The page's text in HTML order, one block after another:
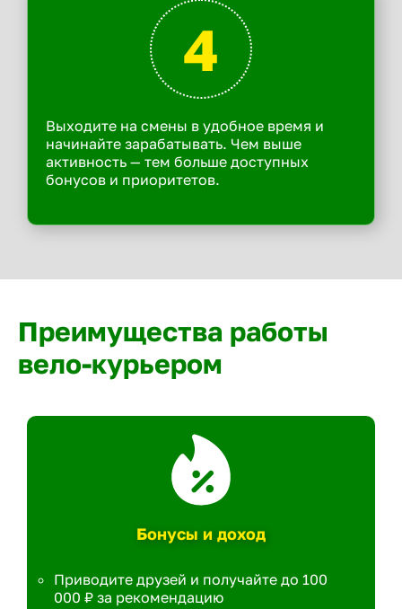
4
Выходите на смены в удобное время и
начинайте зарабатывать. Чем выше
активность — тем больше доступных
бонусов и приоритетов.
Преимущества работы
вело-курьером
Бонусы и доход
Приводите друзей и получайте до 100
000 ₽ за рекомендацию